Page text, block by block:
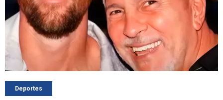
Deportes